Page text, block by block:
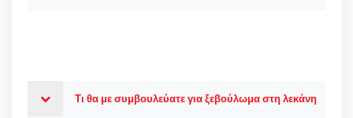
Τι θα με συμβουλεύατε για ξεβούλωμα στη λεκάνη